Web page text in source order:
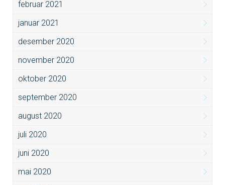
februar 2021
januar 2021
desember 2020
november 2020
oktober 2020
september 2020
august 2020
juli 2020
juni 2020
mai 2020